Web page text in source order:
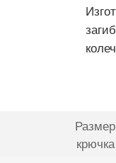
Размер
крючка